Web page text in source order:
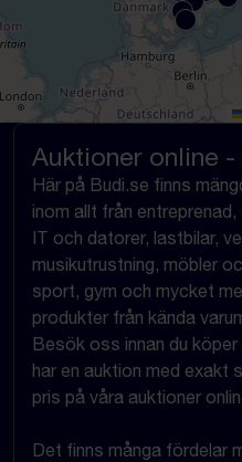
Auktioner online
Här på Budi.se finns
inom allt från
IT och datorer, lastbilar,
musikutrustning, möbler
sport, gym och mycket
produkter från kända
Besök oss innan du
har en auktion med exakt
pris på våra auktioner
Det finns många fördelar